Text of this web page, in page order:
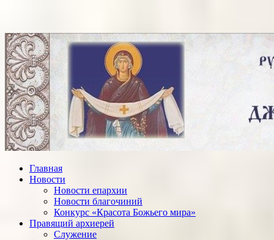
Главная
Новости
Новости епархии
Новости благочиний
Конкурс «Красота Божьего мира»
Правящий архиерей
Служение